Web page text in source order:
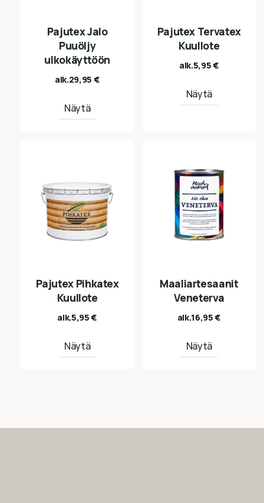
Pajutex Jalo
Puuöljy
ulkokäyttöön
alk.29,95 €
Näytä
Pajutex Tervatex
Kuullote
alk.5,95€
Näytä
Pajutex Pihkatex
Kuullote
alk.5,95€
Näytä
Maaliartesaanit
Veneterva
alk.16,95€
Näytä